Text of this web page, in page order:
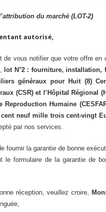
du marché (LOT-2)
autorisé,
de vous notifier que votre offre en
lot N°2 : fourniture,
généraux pour Huit (8)
(CSR) et l’Hôpital Régional
Reproduction Humaine
neuf mille trois cent-vingt
par nos services.
fournir la garantie de bonne
le formulaire de la garantie de
réception, veuillez croire,